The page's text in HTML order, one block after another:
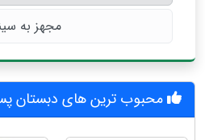
مجهز به
محبوب ترین های دبستان